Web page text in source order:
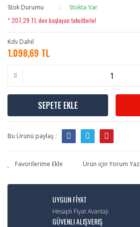
Stok Durumu
Stokta Var
* 207,29 TL den başlayan taksitlerle!
Kdv Dahil
1.098,69 TL
SEPETE EKLE
Bu Ürünü paylaş :
Ürün için Yorum Yaz
UYGUN FİYAT
Hesaplı Fiyat Avantajı
GÜVENLI ALIŞVERIŞ